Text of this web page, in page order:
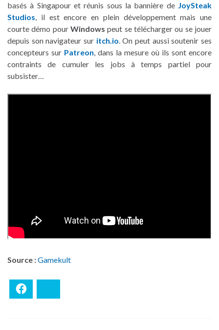
basés à Singapour et réunis sous la bannière de JoySteak
Studios, il est encore en plein développement mais une
courte démo pour Windows peut se télécharger ou se jouer
depuis son navigateur sur itch.io. On peut aussi soutenir ses
concepteurs sur Patreon, dans la mesure où ils sont encore
contraints de cumuler les jobs à temps partiel pour
subsister…
Source :Gamekult